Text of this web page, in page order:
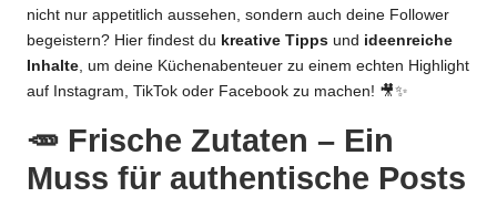
nicht nur appetitlich aussehen, sondern auch deine Follower
begeistern? Hier findest du kreative Tipps und ideenreiche
Inhalte, um deine Küchenabenteuer zu einem echten Highlight
auf Instagram, TikTok oder Facebook zu machen! 🎥✨
🥕 Frische Zutaten – Ein
Muss für authentische Posts